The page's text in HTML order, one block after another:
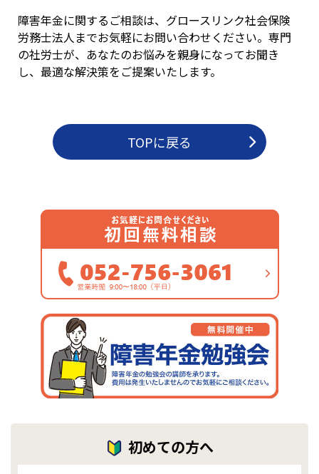
障害年金に関するご相談は、グロースリンク社会保険
労務士法人までお気軽にお問い合わせください。専門
の社労士が、あなたのお悩みを親身になってお聞き
し、最適な解決策をご提案いたします。
TOPに戻る
初めての方へ